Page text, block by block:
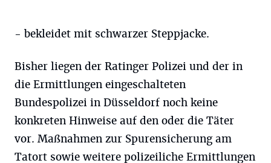
- bekleidet mit schwarzer Steppjacke.
Bisher liegen der Ratinger Polizei und der in
die Ermittlungen eingeschalteten
Bundespolizei in Düsseldorf noch keine
konkreten Hinweise auf den oder die Täter
vor. Maßnahmen zur Spurensicherung am
Tatort sowie weitere polizeiliche Ermittlungen